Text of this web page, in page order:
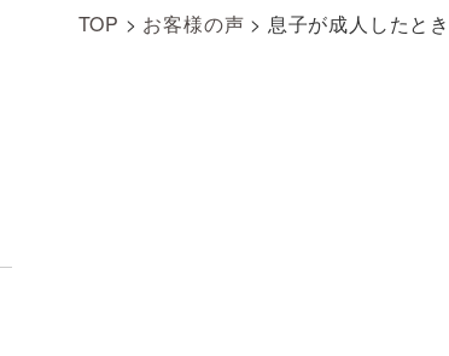
TOP > お客様の声 > 息子が成人したと